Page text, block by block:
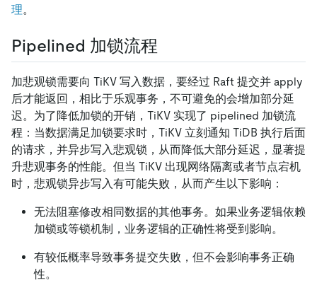
理。
Pipelined 加锁流程
加悲观锁需要向 TiKV 写入数据，要经过 Raft 提交并 apply
后才能返回，相比于乐观事务，不可避免的会增加部分延
迟。为了降低加锁的开销，TiKV 实现了 pipelined 加锁流
程：当数据满足加锁要求时，TiKV 立刻通知 TiDB 执行后面
的请求，并异步写入悲观锁，从而降低大部分延迟，显著提
升悲观事务的性能。但当 TiKV 出现网络隔离或者节点宕机
时，悲观锁异步写入有可能失败，从而产生以下影响：
无法阻塞修改相同数据的其他事务。如果业务逻辑依赖
加锁或等锁机制，业务逻辑的正确性将受到影响。
有较低概率导致事务提交失败，但不会影响事务正确
性。